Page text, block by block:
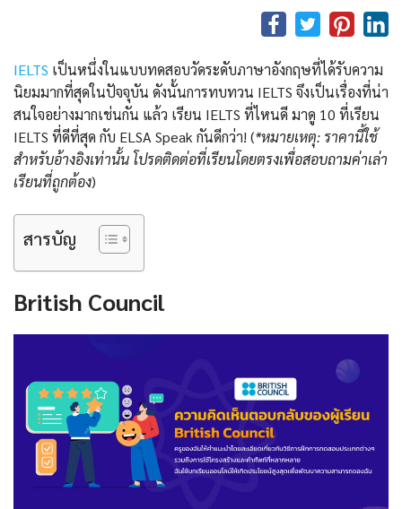
IELTS เป็นหนึ่งในแบบทดสอบวัดระดับภาษาอังกฤษที่ได้รับความ
นิยมมากที่สุดในปัจจุบัน ดังนั้นการทบทวน IELTS จึงเป็นเรื่องที่น่า
สนใจอย่างมากเช่นกัน แล้ว เรียน IELTS ที่ไหนดี มาดู 10 ที่เรียน
IELTS ที่ดีที่สุด กับ ELSA Speak กันดีกว่า! (*หมายเหตุ: ราคานี้ใช้
สำหรับอ้างอิงเท่านั้น โปรดติดต่อที่เรียนโดยตรงเพื่อสอบถามค่าเล่า
เรียนที่ถูกต้อง)
สารบัญ
British Council